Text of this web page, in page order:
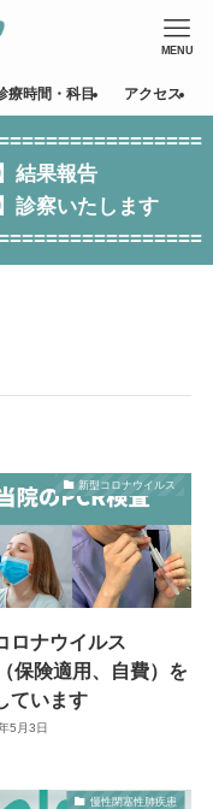
MENU
療時間・科目 アクセス
結果報告
診察いたします
新型コロナウイルス
ロナウイルス
保険適用、自費）を
ています
5月3日
慢性閉塞性肺疾患